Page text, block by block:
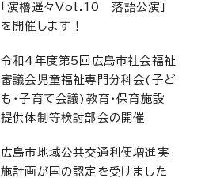
「演櫓遥々Vol.10 落語公演」
を開催します！
令和4年度第5回広島市社会福祉
審議会児童福祉専門分科会(子ど
も・子育て会議)教育・保育施設
提供体制等検討部会の開催
広島市地域公共交通利便増進実
施計画が国の認定を受けました